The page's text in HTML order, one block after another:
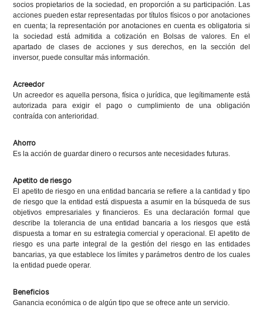
socios propietarios de la sociedad, en proporción a su participación. Las
acciones pueden estar representadas por títulos físicos o por anotaciones
en cuenta; la representación por anotaciones en cuenta es obligatoria si
la sociedad está admitida a cotización en Bolsas de valores. En el
apartado de clases de acciones y sus derechos, en la sección del
inversor, puede consultar más información.
Acreedor
Un acreedor es aquella persona, física o jurídica, que legítimamente está
autorizada para exigir el pago o cumplimiento de una obligación
contraída con anterioridad.
Ahorro
Es la acción de guardar dinero o recursos ante necesidades futuras.
Apetito de riesgo
El apetito de riesgo en una entidad bancaria se refiere a la cantidad y tipo
de riesgo que la entidad está dispuesta a asumir en la búsqueda de sus
objetivos empresariales y financieros. Es una declaración formal que
describe la tolerancia de una entidad bancaria a los riesgos que está
dispuesta a tomar en su estrategia comercial y operacional. El apetito de
riesgo es una parte integral de la gestión del riesgo en las entidades
bancarias, ya que establece los límites y parámetros dentro de los cuales
la entidad puede operar.
Beneficios
Ganancia económica o de algún tipo que se ofrece ante un servicio.